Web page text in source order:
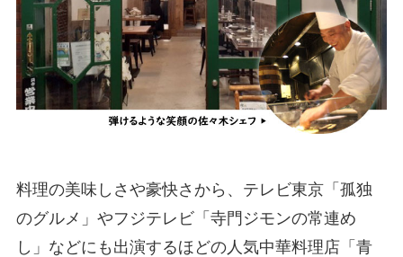
料理の美味しさや豪快さから、テレビ東京「孤独
のグルメ」やフジテレビ「寺門ジモンの常連め
し」などにも出演するほどの人気中華料理店「青